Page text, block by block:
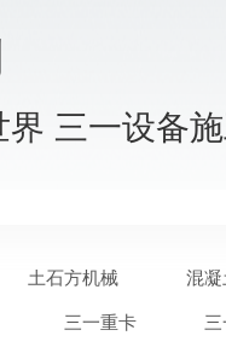
界 三一设备
土石方机械 混
三一重卡